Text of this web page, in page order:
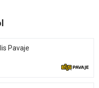
Pavaje